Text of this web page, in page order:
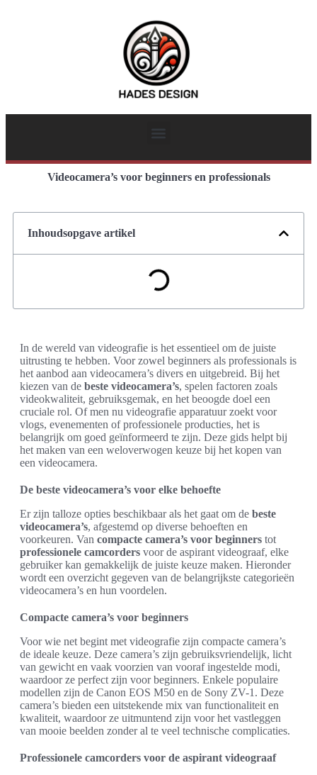
Videocamera’s voor beginners en professionals
Inhoudsopgave artikel
In de wereld van videografie is het essentieel om de juiste
uitrusting te hebben. Voor zowel beginners als professionals is
het aanbod aan videocamera’s divers en uitgebreid. Bij het
kiezen van de beste videocamera’s, spelen factoren zoals
videokwaliteit, gebruiksgemak, en het beoogde doel een
cruciale rol. Of men nu videografie apparatuur zoekt voor
vlogs, evenementen of professionele producties, het is
belangrijk om goed geïnformeerd te zijn. Deze gids helpt bij
het maken van een weloverwogen keuze bij het kopen van
een videocamera.
De beste videocamera’s voor elke behoefte
Er zijn talloze opties beschikbaar als het gaat om de beste
videocamera’s, afgestemd op diverse behoeften en
voorkeuren. Van compacte camera’s voor beginners tot
professionele camcorders voor de aspirant videograaf, elke
gebruiker kan gemakkelijk de juiste keuze maken. Hieronder
wordt een overzicht gegeven van de belangrijkste categorieën
videocamera’s en hun voordelen.
Compacte camera’s voor beginners
Voor wie net begint met videografie zijn compacte camera’s
de ideale keuze. Deze camera’s zijn gebruiksvriendelijk, licht
van gewicht en vaak voorzien van vooraf ingestelde modi,
waardoor ze perfect zijn voor beginners. Enkele populaire
modellen zijn de Canon EOS M50 en de Sony ZV-1. Deze
camera’s bieden een uitstekende mix van functionaliteit en
kwaliteit, waardoor ze uitmuntend zijn voor het vastleggen
van mooie beelden zonder al te veel technische complicaties.
Professionele camcorders voor de aspirant videograaf